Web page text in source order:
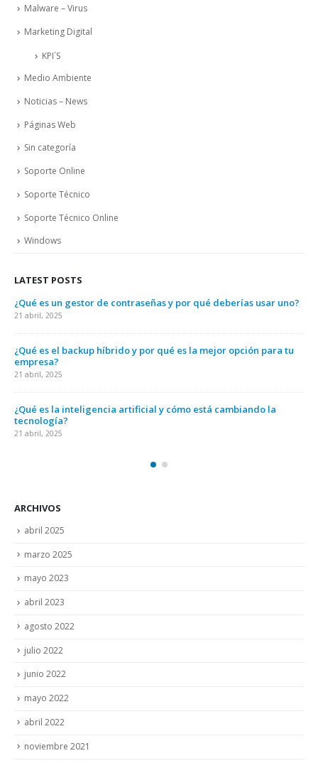
Malware – Virus
Marketing Digital
KPI´S
Medio Ambiente
Noticias – News
Páginas Web
Sin categoría
Soporte Online
Soporte Técnico
Soporte Técnico Online
Windows
LATEST POSTS
¿Qué es un gestor de contraseñas y por qué deberías usar uno?
21 abril, 2025
¿Qué es el backup híbrido y por qué es la mejor opción para tu
empresa?
21 abril, 2025
¿Qué es la inteligencia artificial y cómo está cambiando la
tecnología?
21 abril, 2025
ARCHIVOS
abril 2025
marzo 2025
mayo 2023
abril 2023
agosto 2022
julio 2022
junio 2022
mayo 2022
abril 2022
noviembre 2021